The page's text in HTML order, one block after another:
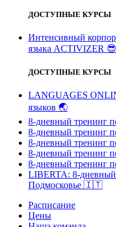
ДОСТУПНЫЕ КУРСЫ
Интенсивный
языка ACTIVIZER 😎
ДОСТУПНЫЕ КУРСЫ
LANGUAGES
языков 🌏
8-дневный тренинг
8-дневный тренинг
8-дневный тренинг
8-дневный тренинг
8-дневный тренинг
LIBERTA: 8-дневный
Подмосковье 🇮🇹
Расписание
Цены